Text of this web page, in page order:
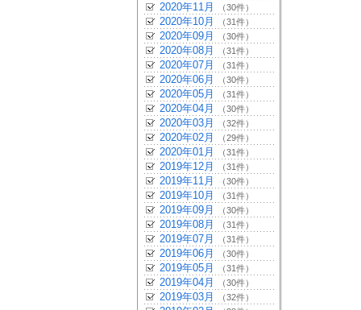
2020年11月 （30件）
2020年10月 （31件）
2020年09月 （30件）
2020年08月 （31件）
2020年07月 （31件）
2020年06月 （30件）
2020年05月 （31件）
2020年04月 （30件）
2020年03月 （32件）
2020年02月 （29件）
2020年01月 （31件）
2019年12月 （31件）
2019年11月 （30件）
2019年10月 （31件）
2019年09月 （30件）
2019年08月 （31件）
2019年07月 （31件）
2019年06月 （30件）
2019年05月 （31件）
2019年04月 （30件）
2019年03月 （32件）